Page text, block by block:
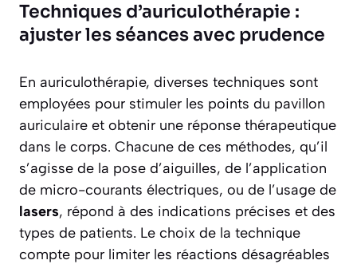
Techniques d’auriculothérapie :
ajuster les séances avec prudence
En auriculothérapie, diverses techniques sont
employées pour stimuler les points du pavillon
auriculaire et obtenir une réponse thérapeutique
dans le corps. Chacune de ces méthodes, qu’il
s’agisse de la pose d’aiguilles, de l’application
de micro-courants électriques, ou de l’usage de
lasers, répond à des indications précises et des
types de patients. Le choix de la technique
compte pour limiter les réactions désagréables